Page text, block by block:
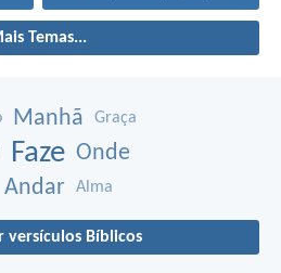
Temas...
Manhã Graça
Faze Onde
Andar Alma
versículos Bíblicos